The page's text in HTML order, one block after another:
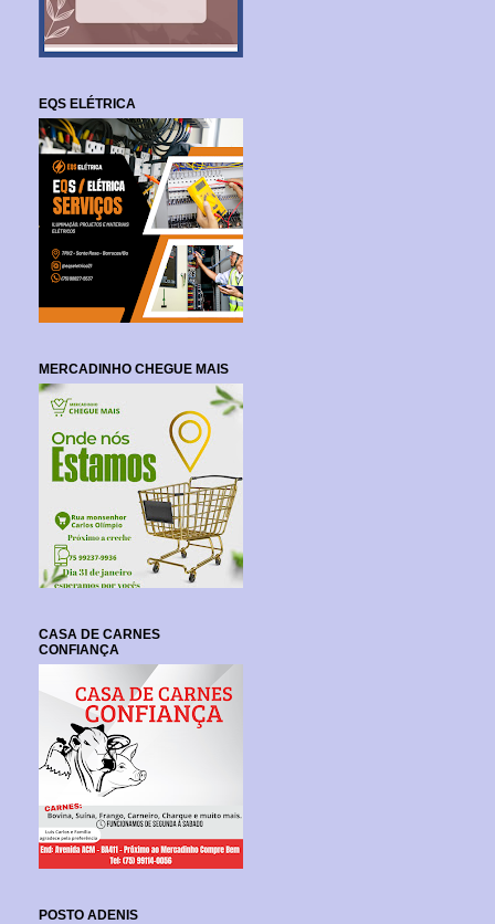
EQS ELÉTRICA
MERCADINHO CHEGUE MAIS
CASA DE CARNES
CONFIANÇA
POSTO ADENIS